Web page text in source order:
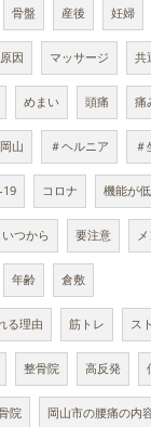
骨盤 産後 妊婦
原因 マッサージ 共
めまい 頭痛 痛
岡山 ＃ヘルニア ＃
19 コロナ 機能が
いつから 要注意
年齢 倉敷
る理由 筋トレ ス
整骨院 高反発
院 岡山市の腰痛の内